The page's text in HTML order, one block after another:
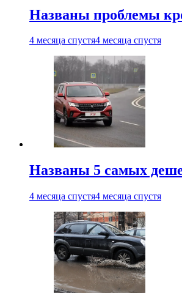
Названы проблемы
4 месяца спустя4 месяца спустя
Названы 5 самых
4 месяца спустя4 месяца спустя